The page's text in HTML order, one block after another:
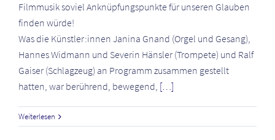
Filmmusik soviel Anknüpfungspunkte für unseren Glauben
finden würde!
Was die Künstler:innen Janina Gnand (Orgel und Gesang),
Hannes Widmann und Severin Hänsler (Trompete) und Ralf
Gaiser (Schlagzeug) an Programm zusammen gestellt
hatten, war berührend, bewegend, […]
Weiterlesen